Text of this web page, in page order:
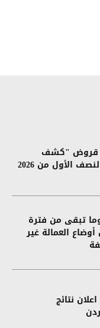
قروض "كشف
الأول من 2026
58 يوما تبقى من فترة
العمالة غير
نتائج